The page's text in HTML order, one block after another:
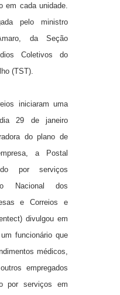
em cada unidade.
pelo ministro
da Seção
Coletivos do
(TST).
iniciaram uma
29 de janeiro
do plano de
a Postal
por serviços
Nacional dos
e Correios e
divulgou em
funcionário que
médicos,
empregados
por serviços em